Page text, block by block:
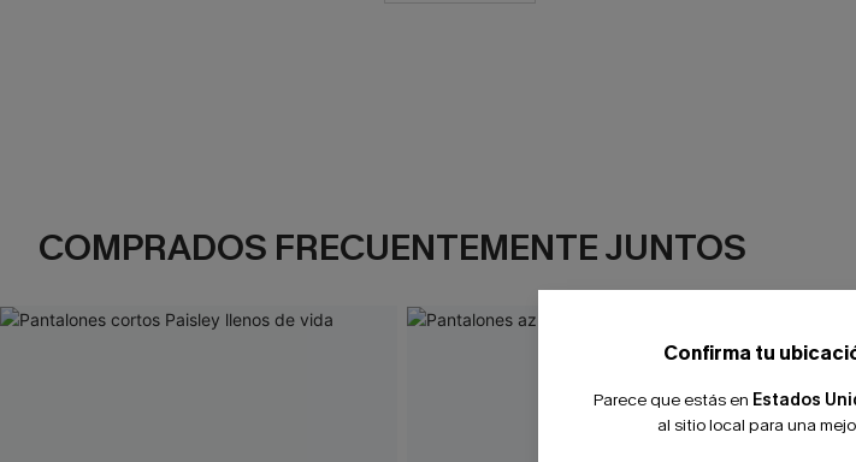
COMPRADOS FRECUENTEMENTE JUNTOS
Confirma tu
Parece que estás en Estados
al sitio local para una
-